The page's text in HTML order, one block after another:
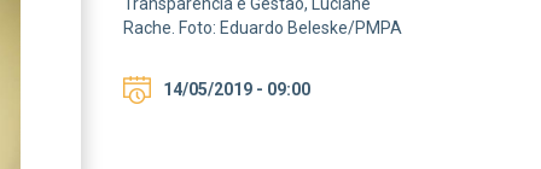
Rache. Foto: Eduardo Beleske/PMPA
14/05/2019 - 09:00